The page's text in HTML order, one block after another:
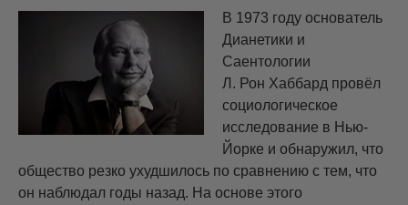
В 1973 году основатель
Дианетики и
Саентологии
Л. Рон Хаббард провёл
социологическое
исследование в Нью-
Йорке и обнаружил, что
общество резко ухудшилось по сравнению с тем, что
он наблюдал годы назад. На основе этого